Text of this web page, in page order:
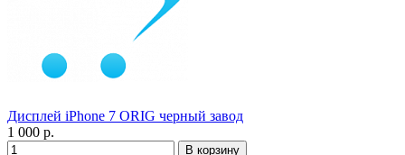
Дисплей iPhone 7 ORIG черный завод
1 000 р.